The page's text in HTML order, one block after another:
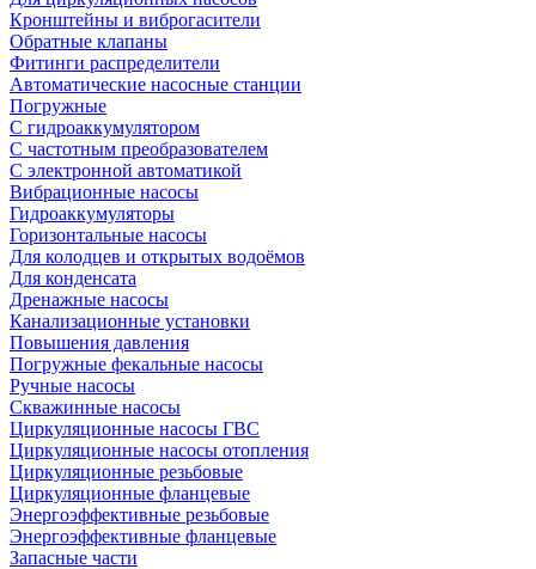
Кронштейны и виброгасители
Обратные клапаны
Фитинги распределители
Автоматические насосные станции
Погружные
С гидроаккумулятором
С частотным преобразователем
С электронной автоматикой
Вибрационные насосы
Гидроаккумуляторы
Горизонтальные насосы
Для колодцев и открытых водоёмов
Для конденсата
Дренажные насосы
Канализационные установки
Повышения давления
Погружные фекальные насосы
Ручные насосы
Скважинные насосы
Циркуляционные насосы ГВС
Циркуляционные насосы отопления
Циркуляционные резьбовые
Циркуляционные фланцевые
Энергоэффективные резьбовые
Энергоэффективные фланцевые
Запасные части